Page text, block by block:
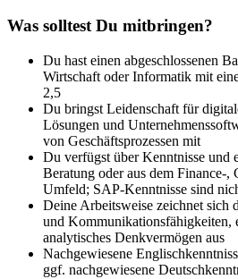
Was solltest Du mitbringen?
Du hast einen abgeschlossenen
Wirtschaft oder Informatik mit
2,5
Du bringst Leidenschaft für
Lösungen und
von Geschäftsprozessen mit
Du verfügst über Kenntnisse und
Beratung oder aus dem Finance-
Umfeld; SAP-Kenntnisse sind
Deine Arbeitsweise zeichnet sich
und Kommunikationsfähigkeiten,
analytisches Denkvermögen aus
Nachgewiesene
ggf. nachgewiesene